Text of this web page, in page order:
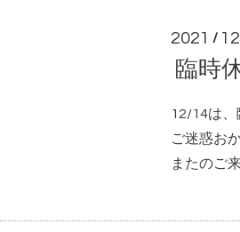
2021 / 12
臨時
12/14は、
ご迷惑お
またのご